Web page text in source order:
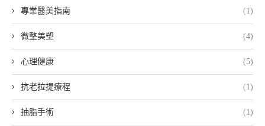
專業醫美指南 (1)
微整美塑 (4)
心理健康 (5)
抗老拉提療程 (1)
抽脂手術 (1)